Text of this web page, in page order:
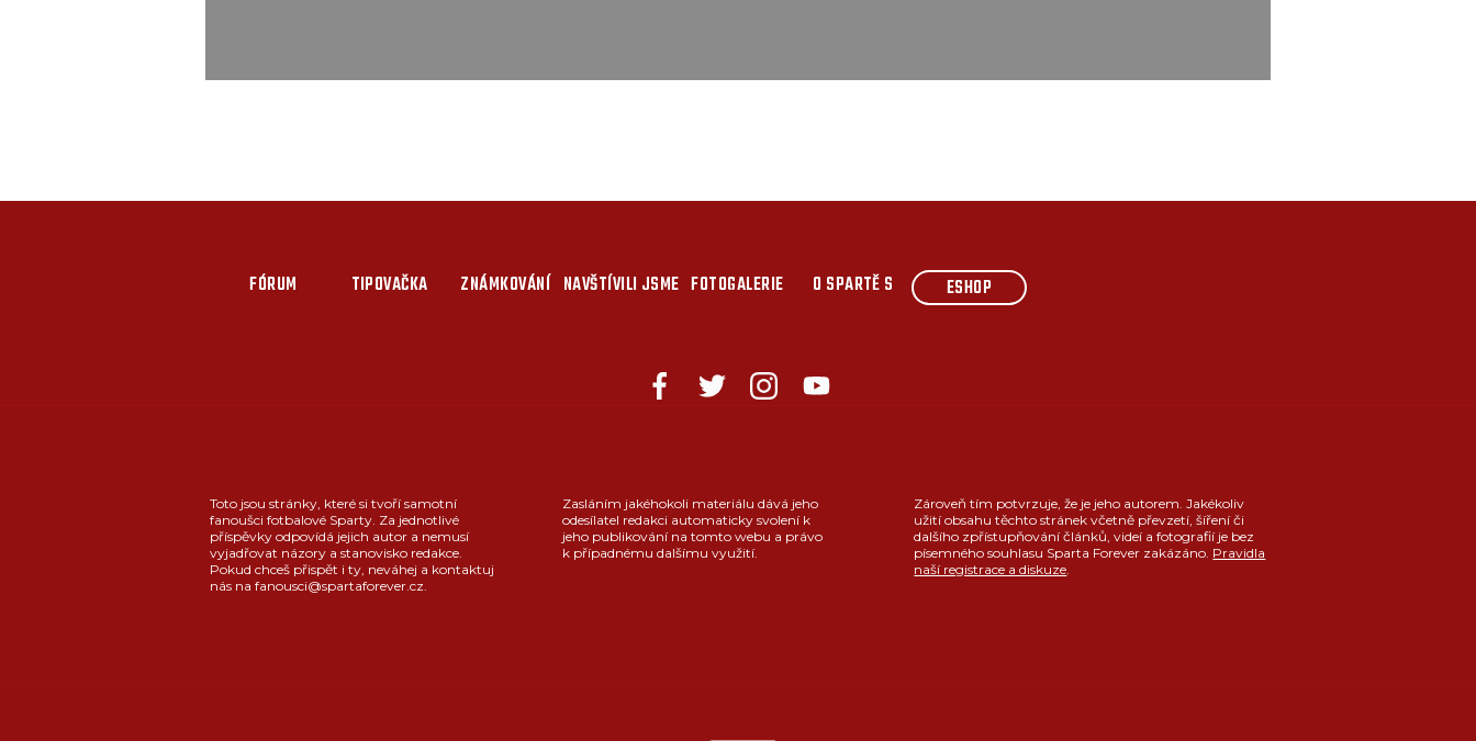
FÓRUM TIPOVAČKA ZNÁMKOVÁNÍ NAVŠTÍVILI JSME FOTOGALERIE O SPARTĚ S ESHOP
Toto jsou stránky, které si tvoří samotní
fanoušci fotbalové Sparty. Za jednotlivé
příspěvky odpovídá jejich autor a nemusí
vyjadřovat názory a stanovisko redakce.
Pokud chceš přispět i ty, neváhej a kontaktuj
nás na fanousci@spartaforever.cz.
Zasláním jakéhokoli materiálu dává jeho
odesílatel redakci automaticky svolení k
jeho publikování na tomto webu a právo
k případnému dalšímu využití.
Zároveň tím potvrzuje, že je jeho autorem. Jakékoliv
užití obsahu těchto stránek včetně převzetí, šíření či
dalšího zpřístupňování článků, videí a fotografií je bez
písemného souhlasu Sparta Forever zakázáno. Pravidla
naší registrace a diskuze